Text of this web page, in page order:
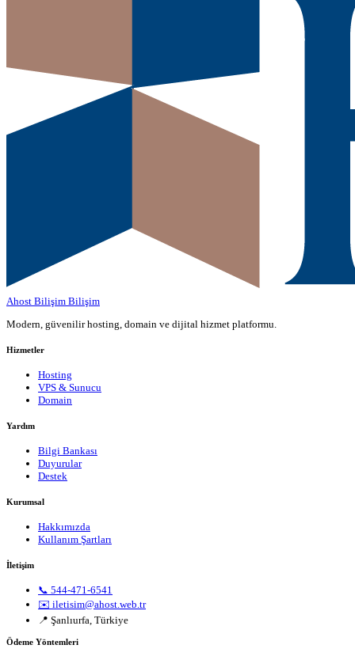
Ahost Bilişim Bilişim
Modern, güvenilir hosting, domain ve dijital hizmet platformu.
Hizmetler
Hosting
VPS & Sunucu
Domain
Yardım
Bilgi Bankası
Duyurular
Destek
Kurumsal
Hakkımızda
Kullanım Şartları
İletişim
📞 544-471-6541
✉️ iletisim@ahost.web.tr
📍 Şanlıurfa, Türkiye
Ödeme Yöntemleri